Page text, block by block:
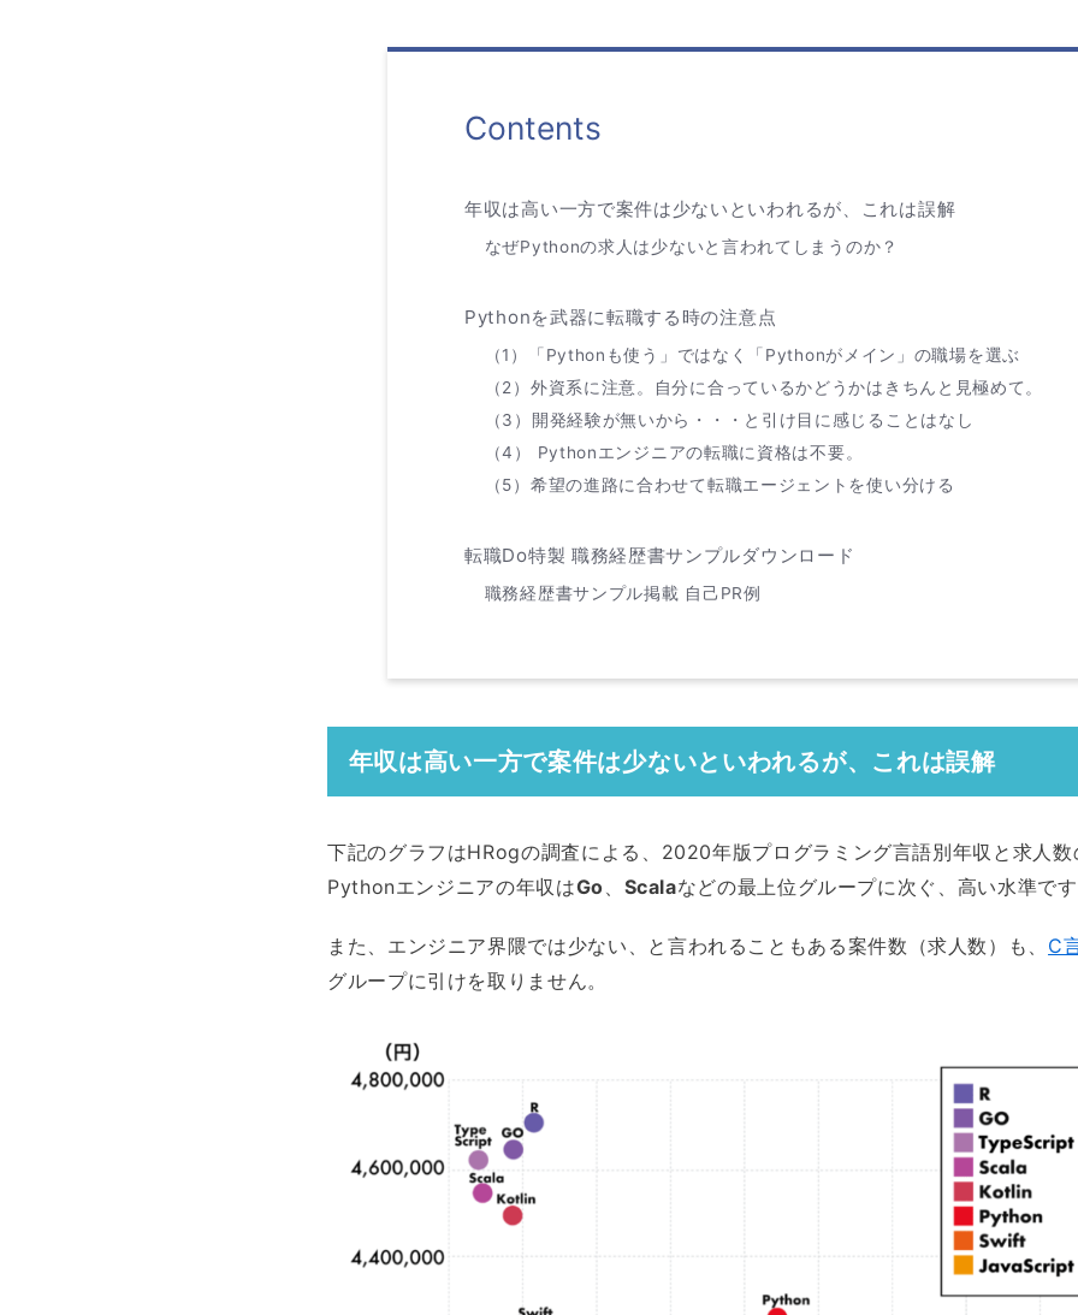
Contents
年収は高い一方で案件は少ないといわれるが、これは誤解
なぜPythonの求人は少ないと言われてしまうのか？
Pythonを武器に転職する時の注意点
（1）「Pythonも使う」ではなく「Pythonがメイン」の職場を選ぶ
（2）外資系に注意。自分に合っているかどうかはきちんと見極めて。
（3）開発経験が無いから・・・と引け目に感じることはなし
（4） Pythonエンジニアの転職に資格は不要。
（5）希望の進路に合わせて転職エージェントを使い分ける
転職Do特製 職務経歴書サンプルダウンロード
職務経歴書サンプル掲載 自己PR例
年収は高い一方で案件は少ないといわれるが、これは誤解
下記のグラフはHRogの調査による、2020年版プログラミング言語別年収と求人数
Pythonエンジニアの年収はGo Scalaなどの最上位グループに次ぐ、高い水準です
また、エンジニア界隈では少ない、と言われることもある案件数（求人数）も、 C
グループに引けを取りません。